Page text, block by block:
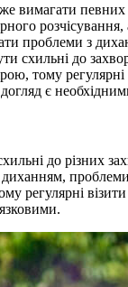
вимагати певних
розчісування,
проблеми з
схильні до
тому регулярні
є
до різних
регулярні